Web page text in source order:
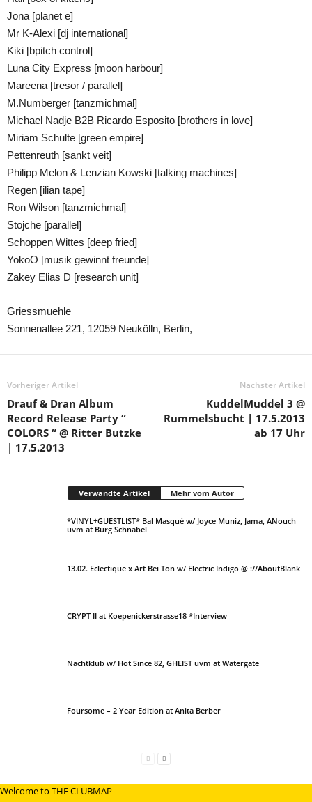
Jona [planet e]
Mr K-Alexi [dj international]
Kiki [bpitch control]
Luna City Express [moon harbour]
Mareena [tresor / parallel]
M.Numberger [tanzmichmal]
Michael Nadje B2B Ricardo Esposito [brothers in love]
Miriam Schulte [green empire]
Pettenreuth [sankt veit]
Philipp Melon & Lenzian Kowski [talking machines]
Regen [ilian tape]
Ron Wilson [tanzmichmal]
Stojche [parallel]
Schoppen Wittes [deep fried]
YokoO [musik gewinnt freunde]
Zakey Elias D [research unit]
Griessmuehle
Sonnenallee 221, 12059 Neukölln, Berlin,
Vorheriger Artikel
Drauf & Dran Album
Record Release Party “
COLORS “ @ Ritter Butzke
| 17.5.2013
Nächster Artikel
KuddelMuddel 3 @
Rummelsbucht | 17.5.2013
ab 17 Uhr
Verwandte Artikel Mehr vom Autor
*VINYL+GUESTLIST* Bal Masqué w/ Joyce Muniz, Jama, ANouch
uvm at Burg Schnabel
13.02. Eclectique x Art Bei Ton w/ Electric Indigo @ ://AboutBlank
CRYPT II at Koepenickerstrasse18 *Interview
Nachtklub w/ Hot Since 82, GHEIST uvm at Watergate
Foursome – 2 Year Edition at Anita Berber
Welcome to THE CLUBMAP